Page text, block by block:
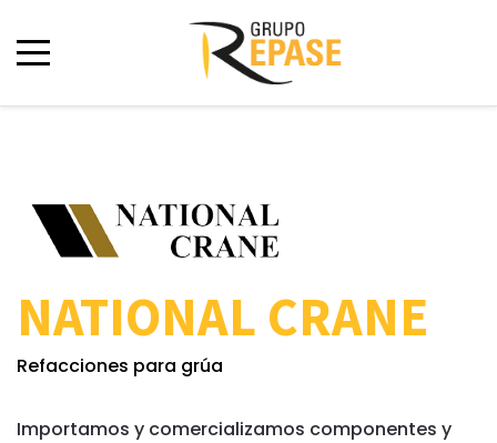
NATIONAL CRANE
Refacciones para grúa
Importamos y comercializamos componentes y